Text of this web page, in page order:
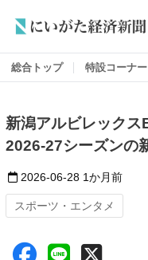
総合トップ 特設コーナー
新潟アルビレック
2026-27シーズンの
2026-06-28 1か月前
スポーツ・エンタメ